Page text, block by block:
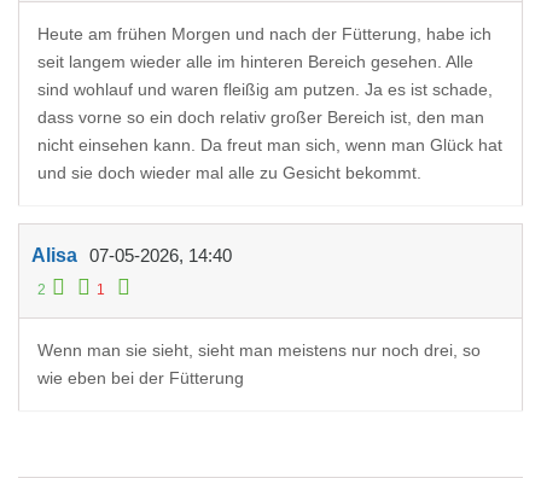
Heute am frühen Morgen und nach der Fütterung, habe ich
seit langem wieder alle im hinteren Bereich gesehen. Alle
sind wohlauf und waren fleißig am putzen. Ja es ist schade,
dass vorne so ein doch relativ großer Bereich ist, den man
nicht einsehen kann. Da freut man sich, wenn man Glück hat
und sie doch wieder mal alle zu Gesicht bekommt.
Alisa 07-05-2026, 14:40
2 1
Wenn man sie sieht, sieht man meistens nur noch drei, so
wie eben bei der Fütterung